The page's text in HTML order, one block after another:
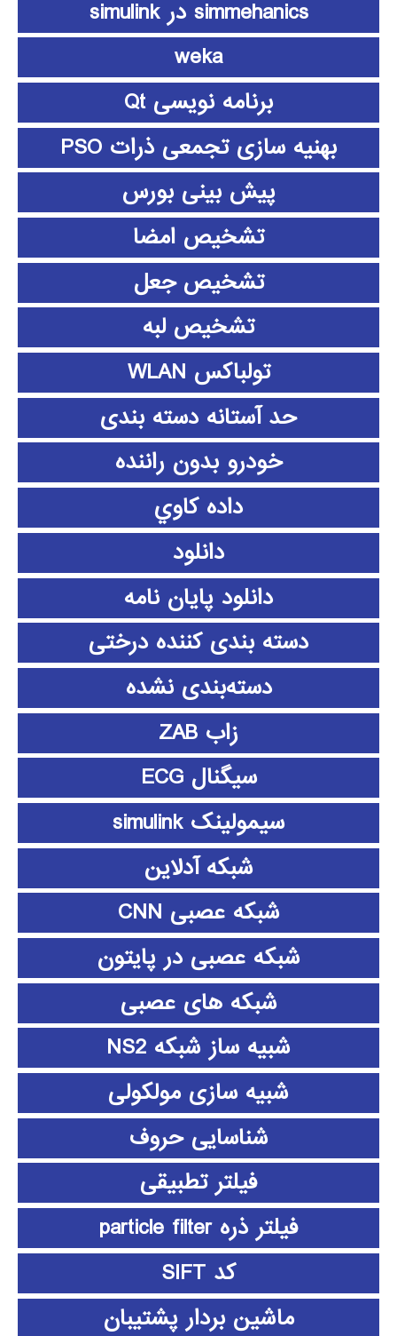
simmehanics در simulink
weka
برنامه نویسی Qt
بهنیه سازی تجمعی ذرات PSO
پیش بینی بورس
تشخیص امضا
تشخیص جعل
تشخیص لبه
تولباکس WLAN
حد آستانه دسته بندی
خودرو بدون راننده
داده كاوي
دانلود
دانلود پايان نامه
دسته بندی کننده درختی
دسته‌بندی نشده
زاب ZAB
سیگنال ECG
سیمولینک simulink
شبکه آدلاین
شبکه عصبی CNN
شبکه عصبی در پایتون
شبکه های عصبی
شبیه ساز شبکه NS2
شبیه سازی مولکولی
شناسایی حروف
فیلتر تطبیقی
فیلتر ذره particle filter
کد SIFT
ماشین بردار پشتیبان